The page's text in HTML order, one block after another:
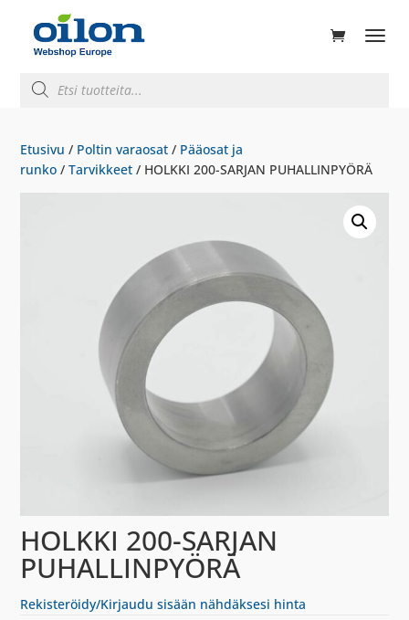
search
Etusivu / Poltin varaosat / Pääosat ja
runko /Tarvikkeet / HOLKKI 200-SARJAN PUHALLINPYÖRÄ
HOLKKI 200-SARJAN
PUHALLINPYÖRÄ
Rekisteröidy/Kirjaudu sisään nähdäksesi hinta